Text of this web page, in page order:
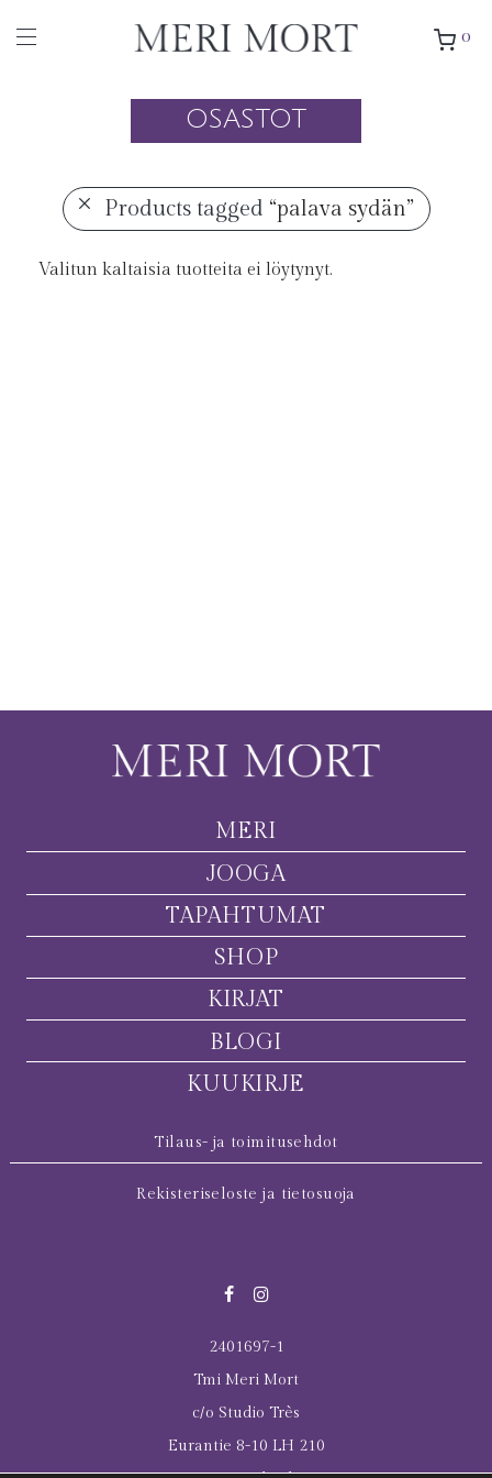
0
OSASTOT
Products tagged “palava sydän”
Valitun kaltaisia tuotteita ei löytynyt.
MERI
JOOGA
TAPAHTUMAT
SHOP
KIRJAT
BLOGI
KUUKIRJE
Tilaus- ja toimitusehdot
Rekisteriseloste ja tietosuoja
2401697-1
Tmi Meri Mort
c/o Studio Très
Eurantie 8-10 LH 210